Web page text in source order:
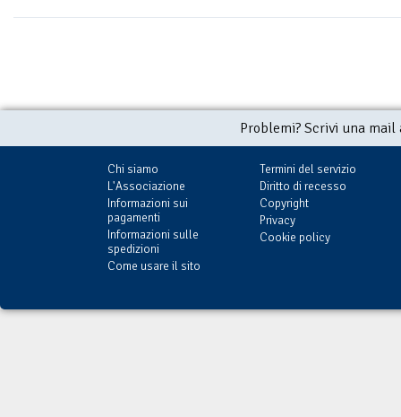
Problemi? Scrivi una
Chi siamo
L'Associazione
Informazioni sui
pagamenti
Informazioni sulle
spedizioni
Come usare il sito
Termini del servizio
Diritto di recesso
Copyright
Privacy
Cookie policy